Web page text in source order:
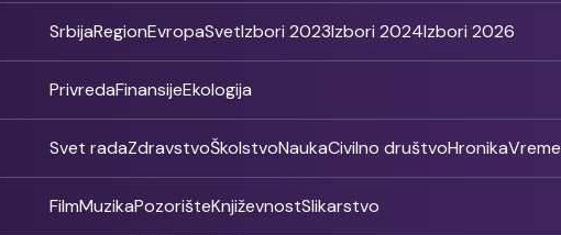
SrbijaRegionEvropaSvetIzbori 2023Izbori 2024Izbori 2026
PrivredaFinansijeEkologija
Svet radaZdravstvoŠkolstvoNaukaCivilno društvoHronikaVreme
FilmMuzikaPozorišteKnjiževnostSlikarstvo